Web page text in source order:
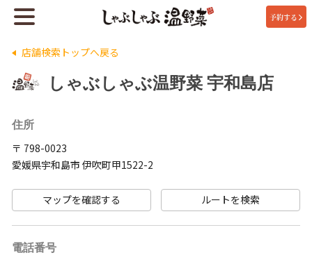
予約する
店舗検索トップへ戻る
しゃぶしゃぶ温野菜 宇和島店
住所
〒 798-0023
愛媛県宇和島市 伊吹町甲1522-2
マップを確認する ルートを検索
電話番号